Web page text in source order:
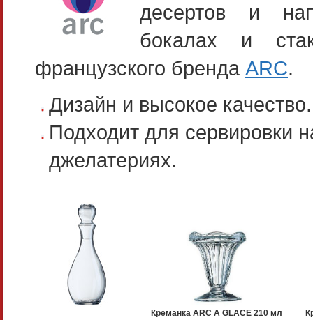
десертов и
бокалах и
французского бренда ARC.
Дизайн и высокое качество.
Подходит для сервировки
джелатериях.
Креманка ARC A GLACE 210 мл